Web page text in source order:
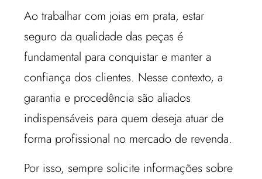
Ao trabalhar com joias em prata, estar
seguro da qualidade das peças é
fundamental para conquistar e manter a
confiança dos clientes. Nesse contexto, a
garantia e procedência são aliados
indispensáveis para quem deseja atuar de
forma profissional no mercado de revenda.
Por isso, sempre solicite informações sobre